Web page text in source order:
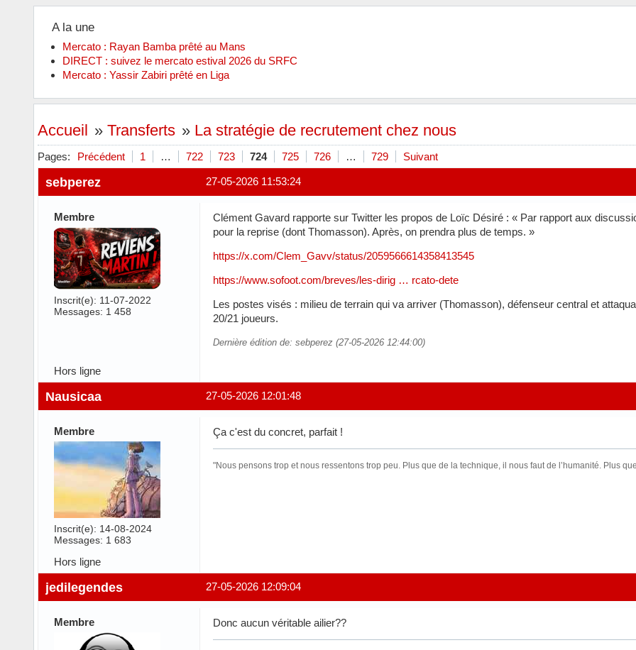
A la une
Mercato : Rayan Bamba prêté au Mans
DIRECT : suivez le mercato estival 2026 du SRFC
Mercato : Yassir Zabiri prêté en Liga
Accueil » Transferts » La stratégie de recrutement chez nous
Pages: Précédent 1 … 722 723 724 725 726 … 729 Suivant
27-05-2026 11:53:24
sebperez
Membre
Inscrit(e): 11-07-2022
Messages: 1 458
Clément Gavard rapporte sur Twitter les propos de Loïc Désiré : « Par rapport aux
pour la reprise (dont Thomasson). Après, on prendra plus de temps. »
https://x.com/Clem_Gavv/status/2059566614358413545
https://www.sofoot.com/breves/les-dirig … rcato-dete
Les postes visés : milieu de terrain qui va arriver (Thomasson), défenseur central et
20/21 joueurs.
Dernière édition de: sebperez (27-05-2026 12:44:00)
Hors ligne
27-05-2026 12:01:48
Nausicaa
Membre
Inscrit(e): 14-08-2024
Messages: 1 683
Ça c'est du concret, parfait !
"Nous pensons trop et nous ressentons trop peu. Plus que de la technique, il nous faut de l’humanité. Plus
Hors ligne
27-05-2026 12:09:04
jedilegendes
Membre Donc aucun véritable ailier??